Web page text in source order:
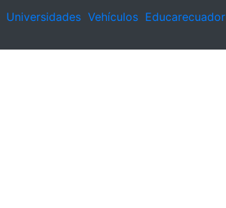
Universidades Vehículos Educarecuador